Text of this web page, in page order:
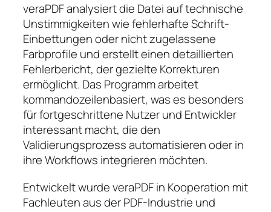
veraPDF analysiert die Datei auf technische
Unstimmigkeiten wie fehlerhafte Schrift-
Einbettungen oder nicht zugelassene
Farbprofile und erstellt einen detaillierten
Fehlerbericht, der gezielte Korrekturen
ermöglicht. Das Programm arbeitet
kommandozeilenbasiert, was es besonders
für fortgeschrittene Nutzer und Entwickler
interessant macht, die den
Validierungsprozess automatisieren oder in
ihre Workflows integrieren möchten.
Entwickelt wurde veraPDF in Kooperation mit
Fachleuten aus der PDF-Industrie und